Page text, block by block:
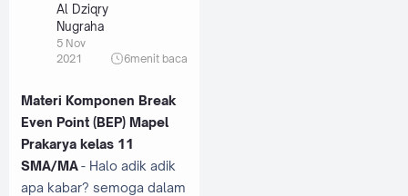
Al Dziqry
Nugraha
5 Nov
2021
6menit baca
Materi Komponen Break
Even Point (BEP) Mapel
Prakarya kelas 11
SMA/MA- Halo adik adik
apa kabar? semoga dalam